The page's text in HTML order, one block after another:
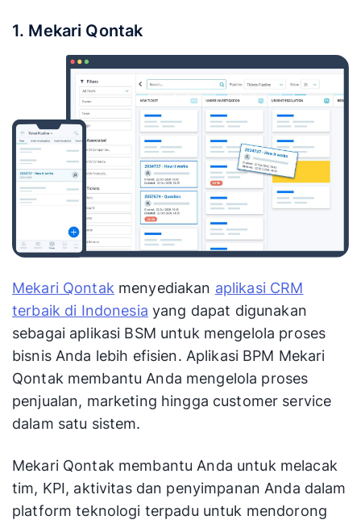
1. Mekari Qontak
Mekari Qontak menyediakan aplikasi CRM
terbaik di Indonesia yang dapat digunakan
sebagai aplikasi BSM untuk mengelola proses
bisnis Anda lebih efisien. Aplikasi BPM Mekari
Qontak membantu Anda mengelola proses
penjualan, marketing hingga customer service
dalam satu sistem.
Mekari Qontak membantu Anda untuk melacak
tim, KPI, aktivitas dan penyimpanan Anda dalam
platform teknologi terpadu untuk mendorong